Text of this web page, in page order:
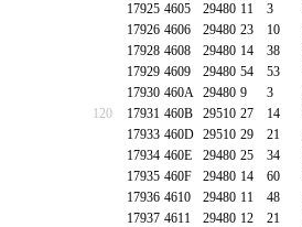
17925 4605 29480 11 3
17926 4606 29480 23 10
17928 4608 29480 14 38
17929 4609 29480 54 53
17930 460A 29480 9 3
120
17931 460B 29510 27 14
17933 460D 29510 29 21
17934 460E 29480 25 34
17935 460F 29480 14 60
17936 4610 29480 11 48
17937 4611 29480 12 21